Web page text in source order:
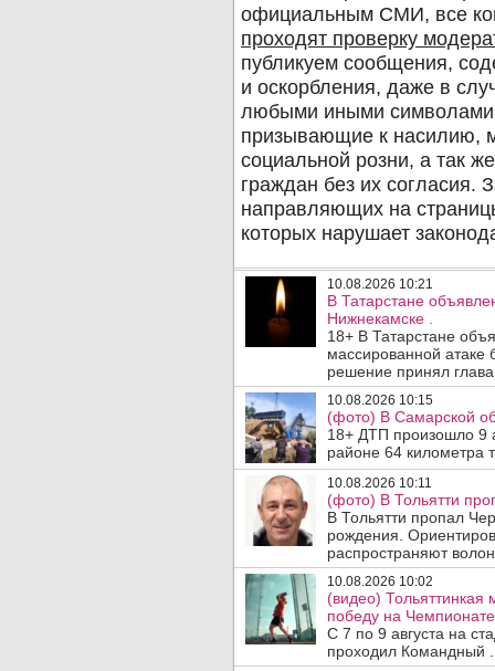
10.08.2026 10:21
В Татарстане
Нижнекамске .
18+ В Татарстане
массированной атаке
решение принял
10.08.2026 10:15
(фото) В Самарской
18+ ДТП произошло 9
районе 64 километра
10.08.2026 10:11
(фото) В Тольятти
В Тольятти пропал
рождения.
распространяют
10.08.2026 10:02
(видео)
победу на
С 7 по 9 августа на
проходил Командный